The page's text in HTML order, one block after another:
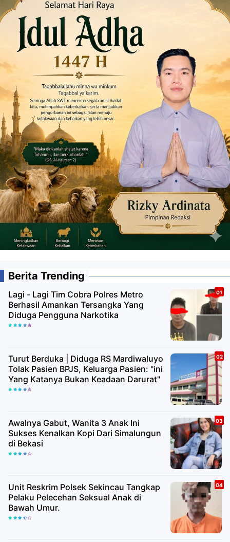
Berita Trending
Lagi - Lagi Tim Cobra Polres Metro
Berhasil Amankan Tersangka Yang
Diduga Pengguna Narkotika
Turut Berduka | Diduga RS Mardiwaluyo
Tolak Pasien BPJS, Keluarga Pasien: "ini
Yang Katanya Bukan Keadaan Darurat"
Awalnya Gabut, Wanita 3 Anak Ini
Sukses Kenalkan Kopi Dari Simalungun
di Bekasi
Unit Reskrim Polsek Sekincau Tangkap
Pelaku Pelecehan Seksual Anak di
Bawah Umur.